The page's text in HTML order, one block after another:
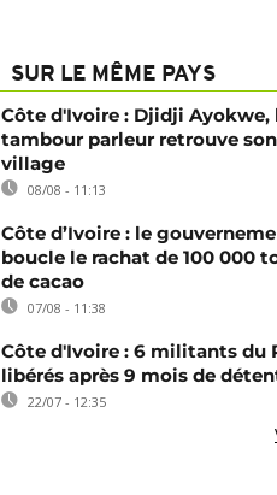
SUR LE MÊME PAYS
Côte d'Ivoire : Djidji Ayokwe,
tambour parleur retrouve son
village
08/08 - 11:13
Côte d’Ivoire : le
boucle le rachat de 100 000
de cacao
07/08 - 11:38
Côte d'Ivoire : 6 militants du
libérés après 9 mois de
22/07 - 12:35